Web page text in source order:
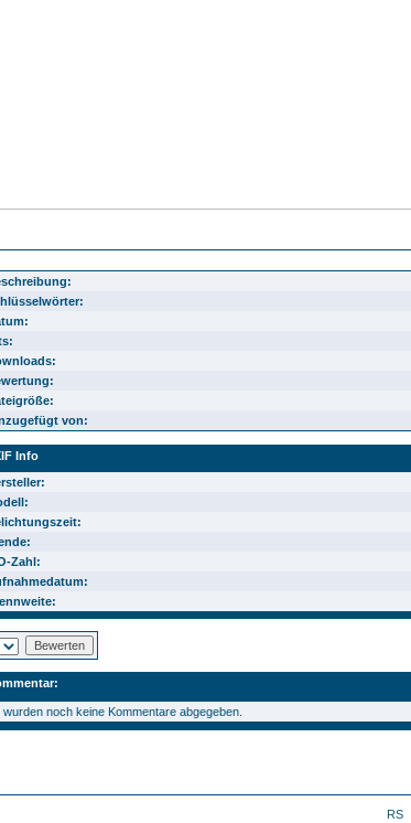
von:
Info
Zahl:
wurden noch keine Kommentare abgegeben.